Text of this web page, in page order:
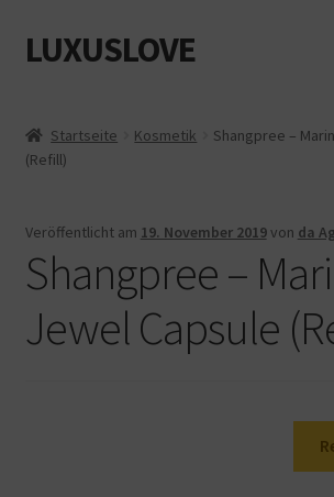
Zur
Navigation
Zum
Inhalt
LUXUSLOVE
Cookie-Richtlinie (EU)
Datenschutz
Impressum
Kasse
Startseite Kosmetik
Shangpree –
(Refill)
Veröffentlicht am 19. November 2019von da
Shangpree –
Jewel Capsule